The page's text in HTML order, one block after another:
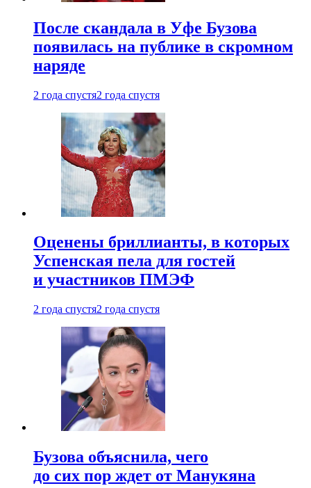
После скандала в Уфе Бузова
появилась на публике в скромном
наряде
2 года спустя2 года спустя
Оценены бриллианты, в которых
Успенская пела для гостей
и участников ПМЭФ
2 года спустя2 года спустя
Бузова объяснила, чего
до сих пор ждет от Манукяна